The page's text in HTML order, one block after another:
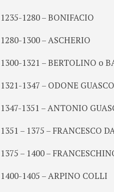
1235-1280 – BONIFACIO
1280-1300 – ASCHERIO
1300-1321 – BERTOLINO o
1321-1347 – ODONE GUASCO
1347-1351 – ANTONIO
1351 – 1375 – FRANCESCO
1375 – 1400 –
1400-1405 – ARPINO COLLI